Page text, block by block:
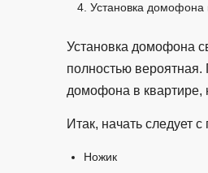
Установка домофона
Установка домофона
полностью вероятная.
домофона в квартире,
Итак, начать следует
Ножик